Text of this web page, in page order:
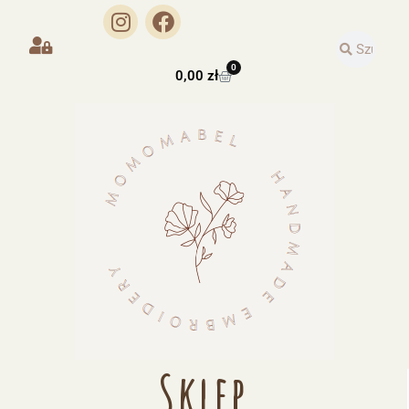
0,00zł
0